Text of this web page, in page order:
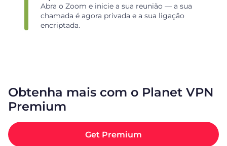
Abra o Zoom e inicie a sua reunião — a sua
chamada é agora privada e a sua ligação
encriptada.
Obtenha mais com o Planet VPN
Premium
Get Premium